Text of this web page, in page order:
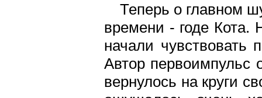
Теперь о главном
времени - годе Кота.
начали чувствовать
Автор первоимпульс
вернулось на круги